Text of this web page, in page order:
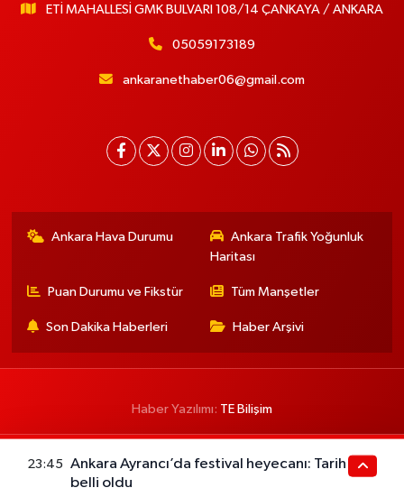
ETİ MAHALLESİ GMK BULVARI 108/14 ÇANKAYA / ANKARA
05059173189
ankaranethaber06@gmail.com
Ankara Hava Durumu
Ankara Trafik Yoğunluk
Haritası
Puan Durumu ve Fikstür Tüm Manşetler
Son Dakika Haberleri Haber Arşivi
Haber Yazılımı: TE Bilişim
23:45
Ankara Ayrancı’da festival heyecanı: Tarih
belli oldu